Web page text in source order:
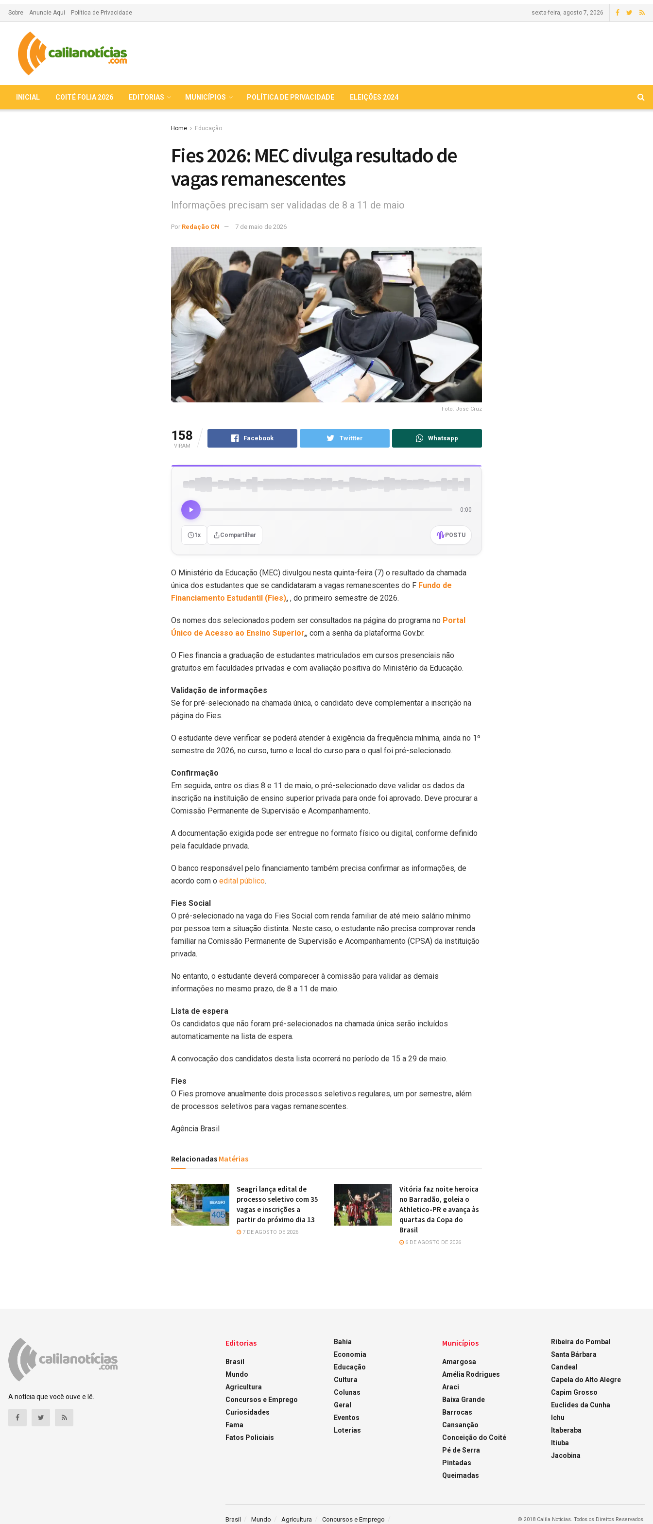
Sobre Anuncie Aqui Política de Privacidade sexta-feira, agosto 7, 2026
INICIAL COITÉ FOLIA 2026 EDITORIAS MUNICÍPIOS POLÍTICA DE PRIVACIDADE ELEIÇÕES 2024
Home Educação
Fies 2026: MEC divulga resultado de
vagas remanescentes
Informações precisam ser validadas de 8 a 11 de maio
Por Redação CN 7 de maio de 2026
Foto: José Cruz
158
VIRAM
Facebook Twittter Whatsapp
0:00
1x Compartilhar POSTU
O Ministério da Educação (MEC) divulgou nesta quinta-feira (7) o resultado da chamada
única dos estudantes que se candidataram a vagas remanescentes do F Fundo de
Financiamento Estudantil (Fies), , do primeiro semestre de 2026.
Os nomes dos selecionados podem ser consultados na página do programa no Portal
Único de Acesso ao Ensino Superior,, com a senha da plataforma Gov.br.
O Fies financia a graduação de estudantes matriculados em cursos presenciais não
gratuitos em faculdades privadas e com avaliação positiva do Ministério da Educação.
Validação de informações
Se for pré-selecionado na chamada única, o candidato deve complementar a inscrição na
página do Fies.
O estudante deve verificar se poderá atender à exigência da frequência mínima, ainda no 1º
semestre de 2026, no curso, turno e local do curso para o qual foi pré-selecionado.
Confirmação
Em seguida, entre os dias 8 e 11 de maio, o pré-selecionado deve validar os dados da
inscrição na instituição de ensino superior privada para onde foi aprovado. Deve procurar a
Comissão Permanente de Supervisão e Acompanhamento.
A documentação exigida pode ser entregue no formato físico ou digital, conforme definido
pela faculdade privada.
O banco responsável pelo financiamento também precisa confirmar as informações, de
acordo com o edital público.
Fies Social
O pré-selecionado na vaga do Fies Social com renda familiar de até meio salário mínimo
por pessoa tem a situação distinta. Neste caso, o estudante não precisa comprovar renda
familiar na Comissão Permanente de Supervisão e Acompanhamento (CPSA) da instituição
privada.
No entanto, o estudante deverá comparecer à comissão para validar as demais
informações no mesmo prazo, de 8 a 11 de maio.
Lista de espera
Os candidatos que não foram pré-selecionados na chamada única serão incluídos
automaticamente na lista de espera.
A convocação dos candidatos desta lista ocorrerá no período de 15 a 29 de maio.
Fies
O Fies promove anualmente dois processos seletivos regulares, um por semestre, além
de processos seletivos para vagas remanescentes.
Agência Brasil
Relacionadas Matérias
Seagri lança edital de
processo seletivo com 35
vagas e inscrições a
partir do próximo dia 13
7 DE AGOSTO DE 2026
Vitória faz noite heroica
no Barradão, goleia o
Athletico-PR e avança às
quartas da Copa do
Brasil
6 DE AGOSTO DE 2026
A notícia que você ouve e lê.
Editorias
Brasil
Mundo
Agricultura
Concursos e Emprego
Curiosidades
Fama
Fatos Policiais
Bahia
Economia
Educação
Cultura
Colunas
Geral
Eventos
Loterias
Municípios
Amargosa
Amélia Rodrigues
Araci
Baixa Grande
Barrocas
Cansanção
Conceição do Coité
Pé de Serra
Pintadas
Queimadas
Ribeira do Pombal
Santa Bárbara
Candeal
Capela do Alto Alegre
Capim Grosso
Euclides da Cunha
Ichu
Itaberaba
Itiuba
Jacobina
Brasil Mundo Agricultura Concursos e Emprego © 2018 Calila Notícias. Todos os Direitos Reservados.